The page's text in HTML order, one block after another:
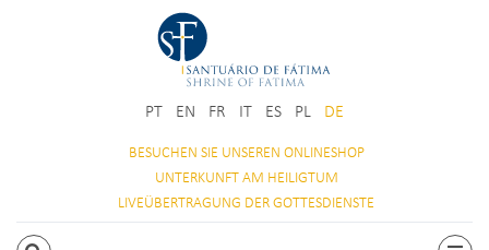
PT EN FR IT ES PL DE
BESUCHEN SIE UNSEREN ONLINESHOP
UNTERKUNFTAM HEILIGTUM
LIVEÜBERTRAGUNG DER GOTTESDIENSTE